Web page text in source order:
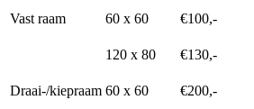
Vast raam 60 x 60 €100,-
120 x 80 €130,-
Draai-/kiepraam 60 x 60 €200,-